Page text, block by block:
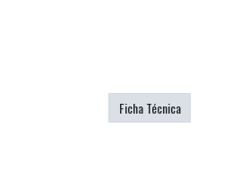
Ficha Técnica